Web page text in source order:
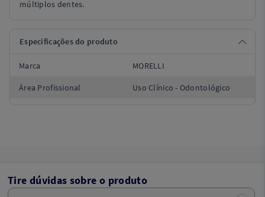
múltiplos dentes.
Especificações do produto
Marca MORELLI
Área Profissional Uso Clínico - Odontológico
Tire dúvidas sobre o produto